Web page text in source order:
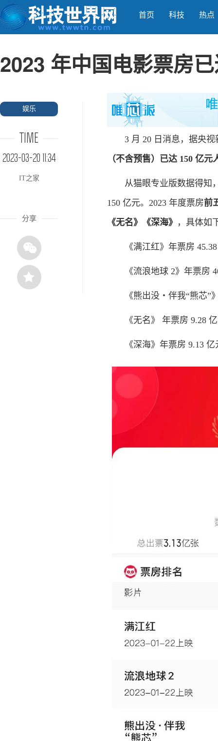
首页 科技 热点
2023 年中国电影票房
娱乐
TIME
2023-03-20 11:34
IT之家
分享
3 月 20 日消息，据央视
（不含预售）已达 150 亿元
从猫眼专业版数据得知，
150 亿元。2023 年度票房前
《无名》《深海》 ，具体如
《满江红》年票房 45.38
《流浪地球 2》年票房
《熊出没・伴我“熊芯”》
《无名》 年票房 9.28 亿
《深海》年票房 9.13 亿